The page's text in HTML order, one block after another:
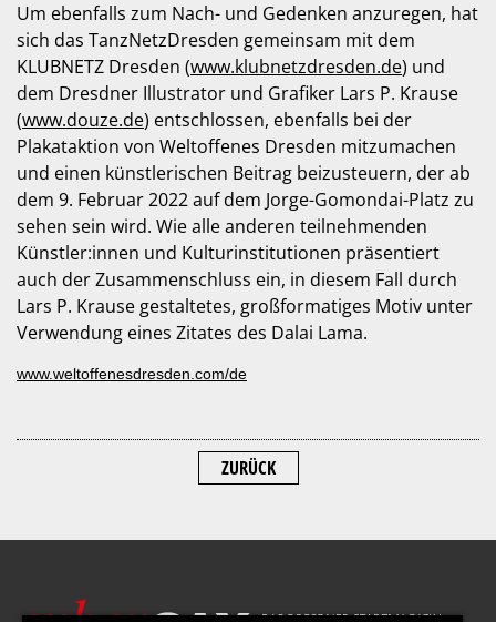
Um ebenfalls zum Nach- und Gedenken anzuregen, hat
sich das TanzNetzDresden gemeinsam mit dem
KLUBNETZ Dresden (www.klubnetzdresden.de) und
dem Dresdner Illustrator und Grafiker Lars P. Krause
(www.douze.de) entschlossen, ebenfalls bei der
Plakataktion von Weltoffenes Dresden mitzumachen
und einen künstlerischen Beitrag beizusteuern, der ab
dem 9. Februar 2022 auf dem Jorge-Gomondai-Platz zu
sehen sein wird. Wie alle anderen teilnehmenden
Künstler:innen und Kulturinstitutionen präsentiert
auch der Zusammenschluss ein, in diesem Fall durch
Lars P. Krause gestaltetes, großformatiges Motiv unter
Verwendung eines Zitates des Dalai Lama.
www.weltoffenesdresden.com/de
ZURÜCK